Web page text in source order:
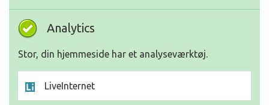
Analytics
Stor, din hjemmeside har et analyseværktøj.
LiveInternet